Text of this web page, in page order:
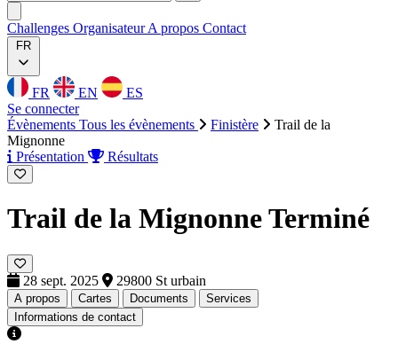
Challenges OrganisateurA propos Contact
FR
FR EN
ES
Se connecter
Évènements Tous les évènements Finistère
Trail de la
Mignonne
Présentation
Résultats
Trail de la MignonneTerminé
28 sept. 2025 29800 St urbain
A propos Cartes Documents
Services
Informations de contact